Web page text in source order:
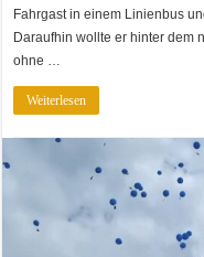
Fahrgast in einem Linienbus
Daraufhin wollte er hinter dem
ohne …
Weiterlesen